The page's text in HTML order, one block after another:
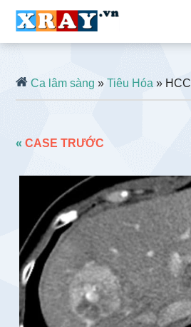
Ca lâm sàng »Tiêu Hóa » HCC
«CASE TRƯỚC